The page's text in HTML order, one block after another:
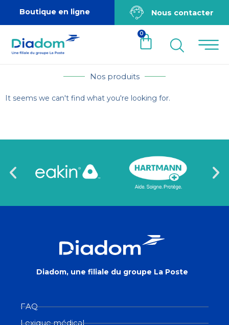
Boutique en ligne Nous contacter
0
Nos produits
It seems we can't find what you're looking for.
Diadom, une filiale du groupe La Poste
FAQ
Lexique médical